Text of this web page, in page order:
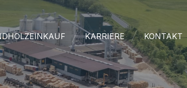
KARRIERE KONTAKT